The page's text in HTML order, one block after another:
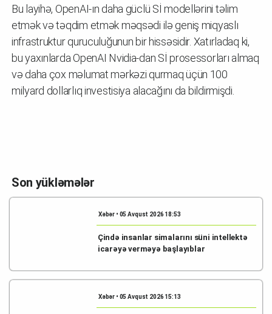
Bu layihə, OpenAI-ın daha güclü Sİ modellərini təlim
etmək və təqdim etmək məqsədi ilə geniş miqyaslı
infrastruktur quruculuğunun bir hissəsidir. Xatırladaq ki,
bu yaxınlarda OpenAI Nvidia-dan Sİ prosessorları almaq
və daha çox məlumat mərkəzi qurmaq üçün 100
milyard dollarlıq investisiya alacağını da bildirmişdi.
Son yükləmələr
Xəbər • 05 Avqust 2026 18:53
Çində insanlar simalarını süni intellektə
icarəyə verməyə başlayıblar
Xəbər • 05 Avqust 2026 15:13